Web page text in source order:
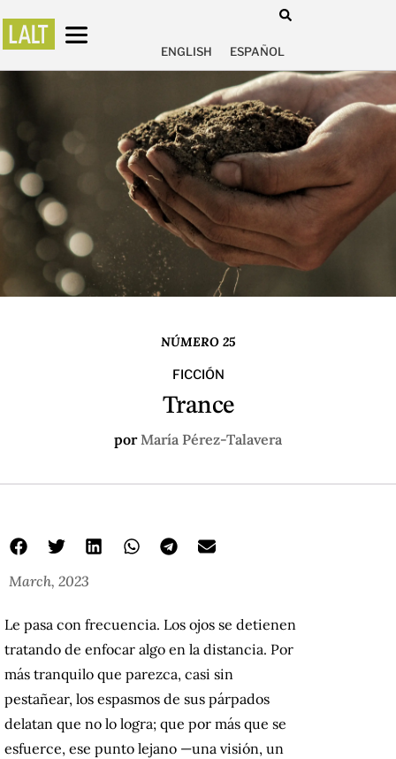
ENGLISH ESPAÑOL
NÚMERO 25
FICCIÓN
Trance
por María Pérez-Talavera
March, 2023
Le pasa con frecuencia. Los ojos se detienen
tratando de enfocar algo en la distancia. Por
más tranquilo que parezca, casi sin
pestañear, los espasmos de sus párpados
delatan que no lo logra; que por más que se
esfuerce, ese punto lejano —una visión, un